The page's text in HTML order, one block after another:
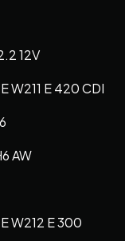
12V
W211 E 420 CDI
AW
W212 E 300